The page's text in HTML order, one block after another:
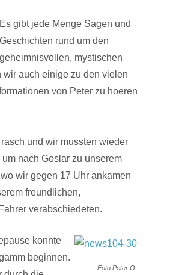
Es gibt jede Menge Sagen und
Geschichten rund um den
geheimnisvollen, mystischen
wir auch einige zu den vielen
von Peter zu hoeren
und wir mussten wieder
nach Goslar zu unserem
wir gegen 17 Uhr ankamen
freundlichen,
verabschiedeten.
Foto:Peter O.
konnte
beginnen.